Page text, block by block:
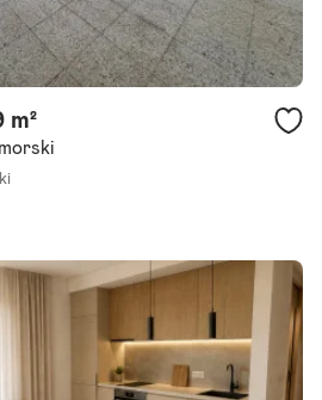
m²
o aktualnej powierzchni 97,79 m2
Kamień Pomorski. W otoczeniu nie